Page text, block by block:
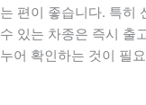
는 편이 좋습니다. 특히
수 있는 차종은 즉시 출
누어 확인하는 것이 필